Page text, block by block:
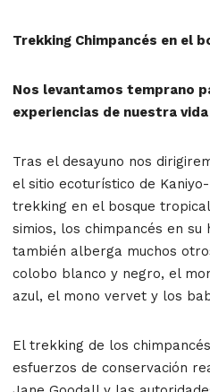
Trekking Chimpancés en el
Nos levantamos temprano
experiencias de nuestra
Tras el desayuno nos
el sitio ecoturístico de
trekking en el bosque
simios, los chimpancés en
también alberga muchos
colobo blanco y negro, el
azul, el mono vervet y los
El trekking de los
esfuerzos de conservación